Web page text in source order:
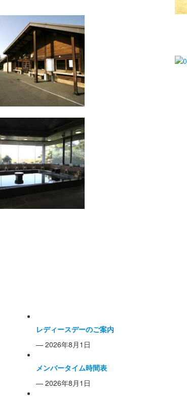
レディースデーのご案内
— 2026年8月1日
メンバータイム時間表
— 2026年8月1日